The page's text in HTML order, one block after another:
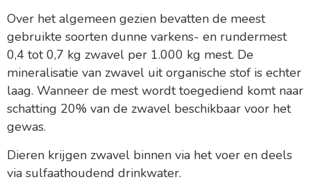
Over het algemeen gezien bevatten de meest
gebruikte soorten dunne varkens- en rundermest
0,4 tot 0,7 kg zwavel per 1.000 kg mest. De
mineralisatie van zwavel uit organische stof is echter
laag. Wanneer de mest wordt toegediend komt naar
schatting 20% van de zwavel beschikbaar voor het
gewas.
Dieren krijgen zwavel binnen via het voer en deels
via sulfaathoudend drinkwater.